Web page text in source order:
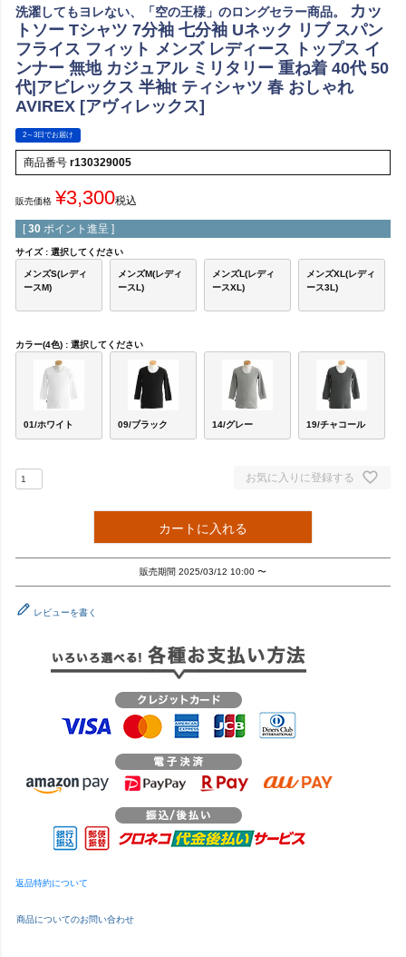
洗濯してもヨレない、「空の王様」のロングセラー商品。
カッ
トソー Tシャツ 7分袖 七分袖 Uネック リブ スパン
フライス フィット メンズ レディース トップス イ
ンナー 無地 カジュアル ミリタリー 重ね着 40代 50
代|アビレックス 半袖t ティシャツ 春 おしゃれ
AVIREX [アヴィレックス]
2～3日でお届け
商品番号 r130329005
販売価格 ¥3,300税込
[ 30 ポイント進呈 ]
サイズ 選択してください
メンズS(レディ
ースM)
メンズM(レディ
ースL)
メンズL(レディ
ースXL)
メンズXL(レディ
ース3L)
カラー(4色) 選択してください
01/ホワイト 09/ブラック 14/グレー 19/チャコール
お気に入りに登録する
カートに入れる
販売期間 2025/03/12 10:00 〜
レビューを書く
返品特約について
商品についてのお問い合わせ